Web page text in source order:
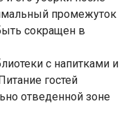
промежуток
сокращен в
с напитками и
гостей
отведенной зоне